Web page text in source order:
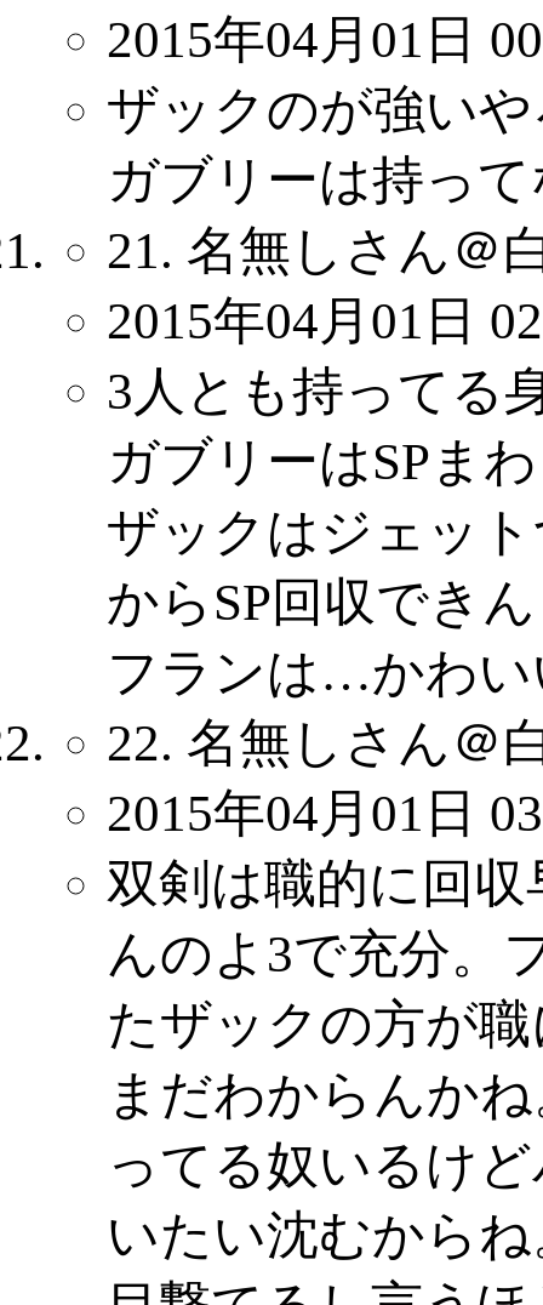
2015年04月01日
ザックのが強い
ガブリーは持っ
21. 名無しさん＠
2015年04月01日
3人とも持ってる
ガブリーはSPま
ザックはジェッ
からSP回収できん
フランは…かわい
22. 名無しさん＠
2015年04月01日
双剣は職的に回
んのよ3で充分。
たザックの方が
まだわからんか
ってる奴いるけ
いたい沈むから